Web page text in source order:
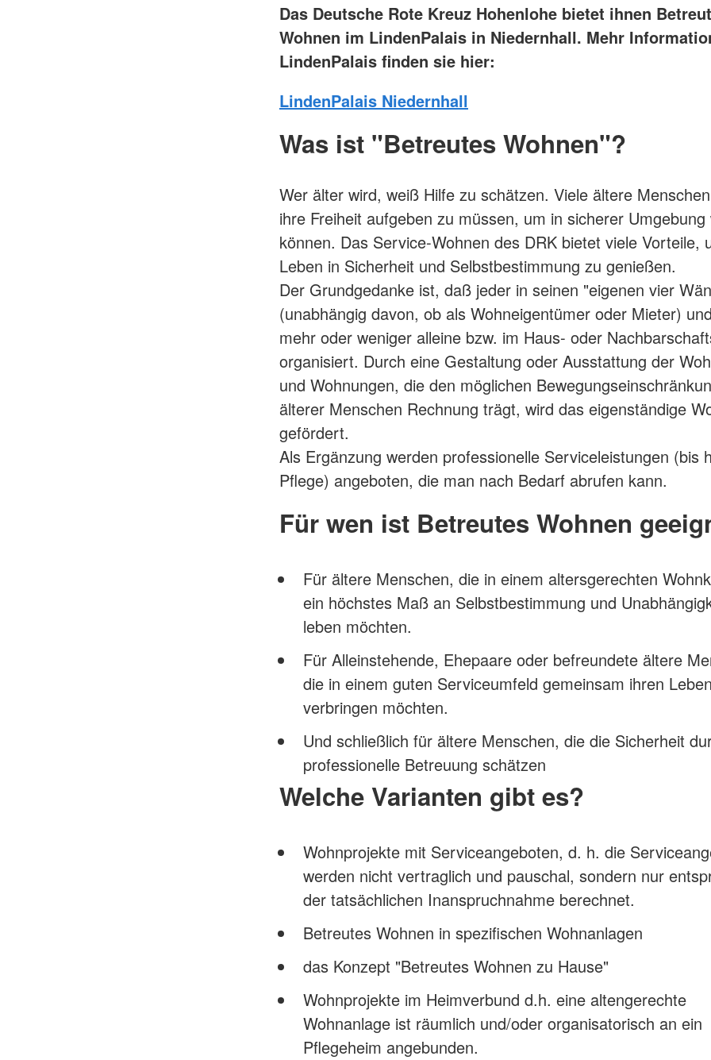
Das Deutsche Rote Kreuz Hohenlohe bietet ihnen
Wohnen im LindenPalais in Niedernhall. Mehr
LindenPalais finden sie hier:
LindenPalais Niedernhall
Was ist "Betreutes Wohnen"?
Wer älter wird, weiß Hilfe zu schätzen. Viele ältere
ihre Freiheit aufgeben zu müssen, um in sicherer Umgebung
können. Das Service-Wohnen des DRK bietet viele Vorteile,
Leben in Sicherheit und Selbstbestimmung zu genießen.
Der Grundgedanke ist, daß jeder in seinen "eigenen vier
(unabhängig davon, ob als Wohneigentümer oder Mieter)
mehr oder weniger alleine bzw. im Haus- oder
organisiert. Durch eine Gestaltung oder Ausstattung der
und Wohnungen, die den möglichen
älterer Menschen Rechnung trägt, wird das eigenständige
gefördert.
Als Ergänzung werden professionelle Serviceleistungen (bis
Pflege) angeboten, die man nach Bedarf abrufen kann.
Für wen ist Betreutes Wohnen
Für ältere Menschen, die in einem altersgerechten
ein höchstes Maß an Selbstbestimmung und
leben möchten.
Für Alleinstehende, Ehepaare oder befreundete ältere
die in einem guten Serviceumfeld gemeinsam ihren
verbringen möchten.
Und schließlich für ältere Menschen, die die Sicherheit
professionelle Betreuung schätzen
Welche Varianten gibt es?
Wohnprojekte mit Serviceangeboten, d. h. die
werden nicht vertraglich und pauschal, sondern nur
der tatsächlichen Inanspruchnahme berechnet.
Betreutes Wohnen in spezifischen Wohnanlagen
das Konzept "Betreutes Wohnen zu Hause"
Wohnprojekte im Heimverbund d.h. eine altengerechte
Wohnanlage ist räumlich und/oder organisatorisch an ein
Pflegeheim angebunden.